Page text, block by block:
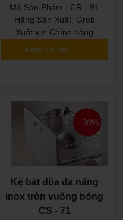
Mã Sản Phẩm : CR - 91
Hãng Sản Xuất: Grob
Xuất xứ: Chính hãng
Xem chi tiết
- 30%
Kệ bát đũa đa năng
inox tròn vuông bóng
CS - 71